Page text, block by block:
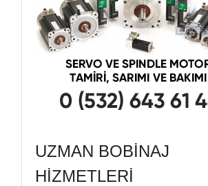
UZMAN BOBINAJ
HIZMETLERI